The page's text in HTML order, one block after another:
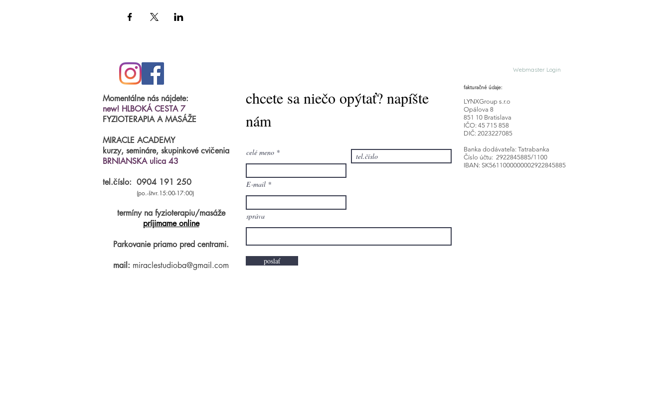
Momentálne nás nájdete:
new! HLBOKÁ CESTA 7
FYZIOTERAPIA A MASÁŽE
MIRACLE ACADEMY
kurzy, semináre, skupinkové cvičenia
BRNIANSKA ulica 43
tel.číslo: 0904 191 250
(po.-štvr.15:00-17:00)
termíny na fyzioterapiu/masáže
príjimame online
Parkovanie priamo pred centrami.
mail: miraclestudioba@gmail.com
chcete sa niečo opýtať? napíšte
nám
celé meno
E‑mail
správa
poslať
Webmaster Login
fakturačné údaje:
LYNXGroup s.r.o
Opálova 8
851 10 Bratislava
IČO: 45 715 858
DIČ: 2023227085
Banka dodávateľa: Tatrabanka
Číslo účtu: 2922845885/1100
IBAN: SK5611000000002922845885